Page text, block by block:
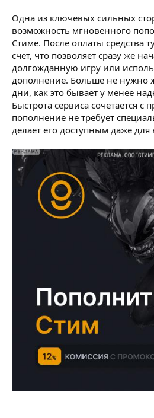
Одна из ключевых сильных
возможность мгновенного
Стиме. После оплаты средства
счет, что позволяет сразу же
долгожданную игру или
дополнение. Больше не нужно
дни, как это бывает у менее
Быстрота сервиса сочетается с
пополнение не требует
делает его доступным даже для